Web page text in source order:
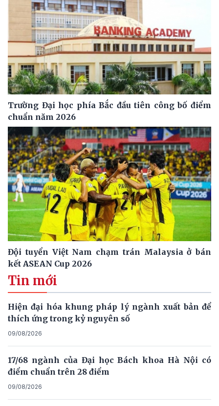
Trường Đại học phía Bắc đầu tiên công bố điểm
chuẩn năm 2026
Đội tuyển Việt Nam chạm trán Malaysia ở bán
kết ASEAN Cup 2026
Tin mới
Hiện đại hóa khung pháp lý ngành xuất bản để
thích ứng trong kỷ nguyên số
09/08/2026
17/68 ngành của Đại học Bách khoa Hà Nội có
điểm chuẩn trên 28 điểm
09/08/2026